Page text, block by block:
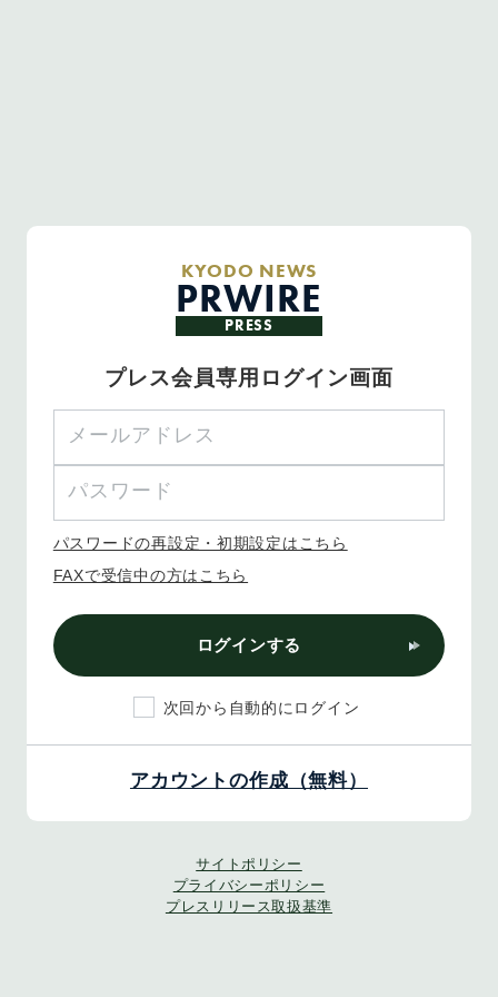
KYODO NEWS
PRWIRE
PRESS
プレス会員専用ログイン画面
パスワードの再設定・初期設定はこちら
FAXで受信中の方はこちら
ログインする
次回から自動的にログイン
アカウントの作成（無料）
サイトポリシー
プライバシーポリシー
プレスリリース取扱基準